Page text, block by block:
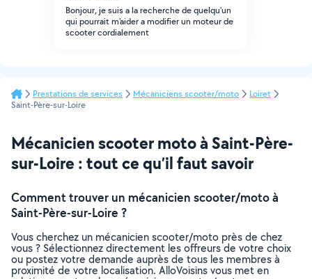
Bonjour, je suis a la recherche de quelqu'un
qui pourrait m'aider a modifier un moteur de
scooter cordialement
Prestations de services Mécaniciens scooter/moto
Loiret
Saint-Père-sur-Loire
Mécanicien scooter moto à Saint-Père-
sur-Loire : tout ce qu’il faut savoir
Comment trouver un mécanicien scooter/moto à
Saint-Père-sur-Loire ?
Vous cherchez un mécanicien scooter/moto près de chez
vous ? Sélectionnez directement les offreurs de votre choix
ou postez votre demande auprès de tous les membres à
proximité de votre localisation. AlloVoisins vous met en